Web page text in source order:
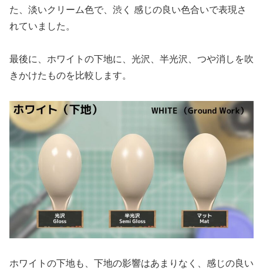
た、淡いクリーム色で、渋く 感じの良い色合いで表現さ
れていました。
最後に、ホワイトの下地に、光沢、半光沢、つや消しを吹
きかけたものを比較します。
ホワイトの下地も、下地の影響はあまりなく、感じの良い